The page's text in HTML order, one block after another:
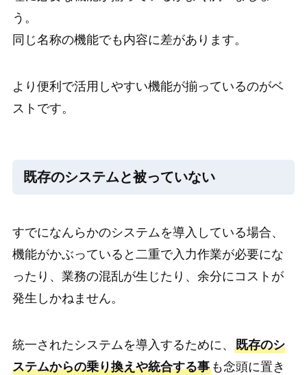
う。
同じ名称の機能でも内容に差があります。
より便利で活用しやすい機能が揃っているのがベ
ストです。
既存のシステムと被っていない
すでになんらかのシステムを導入している場合、
機能がかぶっていると二重で入力作業が必要にな
ったり、業務の混乱が生じたり、余分にコストが
発生しかねません。
統一されたシステムを導入するために、 既存のシ
ステムからの乗り換えや統合する事も念頭に置き